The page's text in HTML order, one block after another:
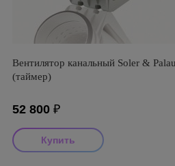
Вентилятор канальный Soler &
(таймер)
52 800 ₽